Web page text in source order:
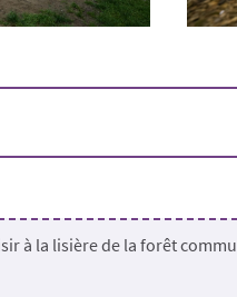
à la lisière de la forêt